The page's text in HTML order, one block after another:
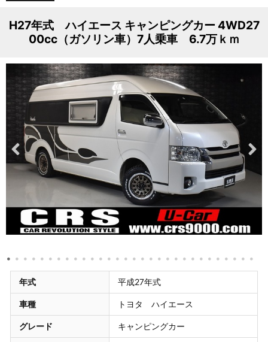
H27年式 ハイエース キャンピングカー 4WD27
00cc（ガソリン車）7人乗車 6.7万ｋｍ
年式 平成27年式
車種 トヨタ ハイエース
グレード キャンピングカー